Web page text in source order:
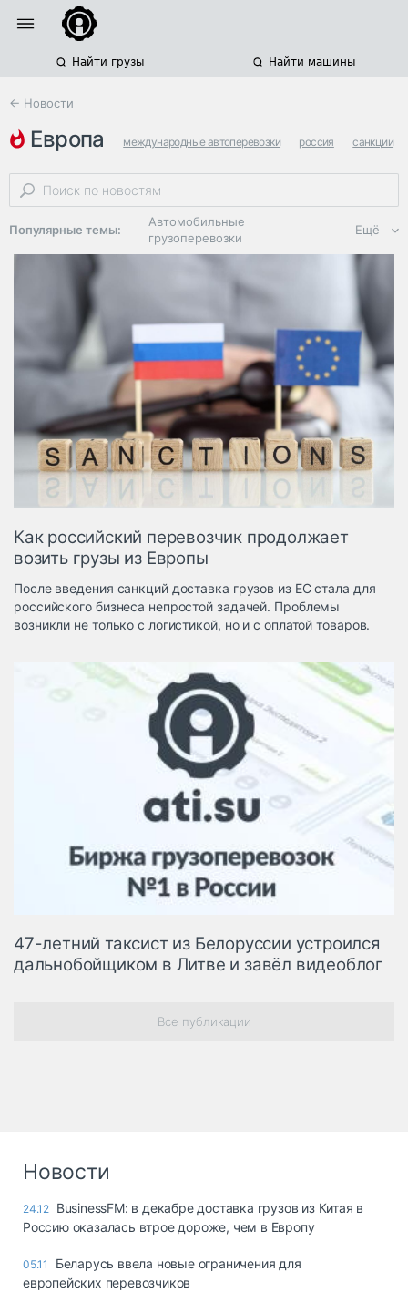
Найти грузы Найти машины
← Новости
европа международные автоперевозки россия санкции
Популярные темы:
Автомобильные
грузоперевозки
логистике
Дороги,
инфраструктура
Логистика, грузы
Негабаритные и
опасные грузы
Безопасность и
страхование
Таможня и ВЭД
грузовые
терминалы
Коммерческий
Спецтехника
Автосервис,
запчасти, шины
Топливо, масла и
автохимия
Дзен
Ещё
Как российский перевозчик продолжает
возить грузы из Европы
После введения санкций доставка грузов из ЕС стала для
российского бизнеса непростой задачей. Проблемы
возникли не только с логистикой, но и с оплатой товаров.
47-летний таксист из Белоруссии устроился
дальнобойщиком в Литве и завёл видеоблог
Все публикации
Новости
24.12 BusinessFM: в декабре доставка грузов из Китая в
Россию оказалась втрое дороже, чем в Европу
05.11
Беларусь ввела новые ограничения для
европейских перевозчиков